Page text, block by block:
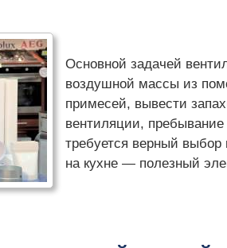
Основной задачей
воздушной массы из
примесей, вывести
вентиляции,
требуется верный выбор
на кухне — полезный